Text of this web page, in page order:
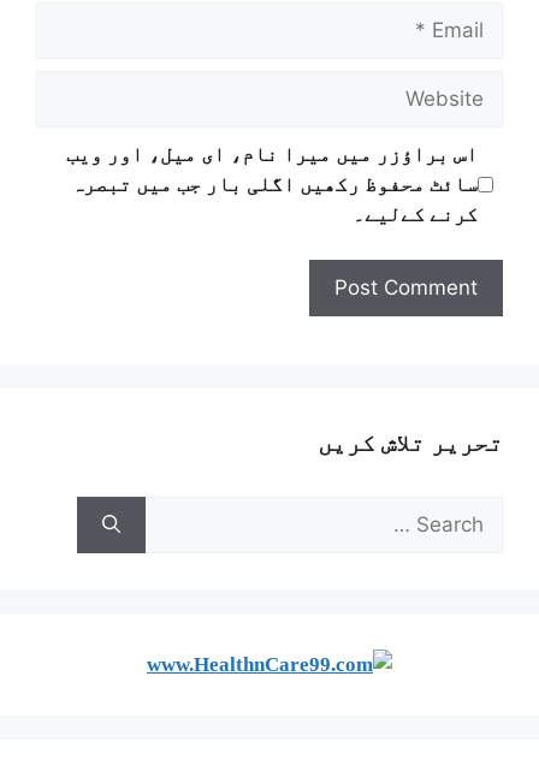
اس براؤزر میں میرا نام، ای میل، اور ویب
سائٹ محفوظ رکھیں اگلی بار جب میں تبصرہ
کرنے کےلیے۔
تحریر تلاش کریں